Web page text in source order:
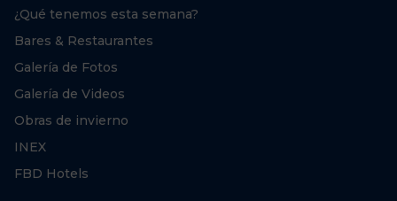
¿Qué tenemos esta semana?
Bares & Restaurantes
Galería de Fotos
Galería de Videos
Obras de invierno
INEX
FBD Hotels